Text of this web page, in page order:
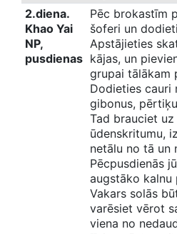
2.diena.
Khao Yai
NP,
pusdienas
Pēc brokastīm
šoferi un
Apstājieties
kājas, un
grupai tālākam
Dodieties cauri
gibonus,
Tad brauciet
ūdenskritumu,
netālu no tā un
Pēcpusdienās
augstāko kalnu
Vakars solās
varēsiet vērot
viena no